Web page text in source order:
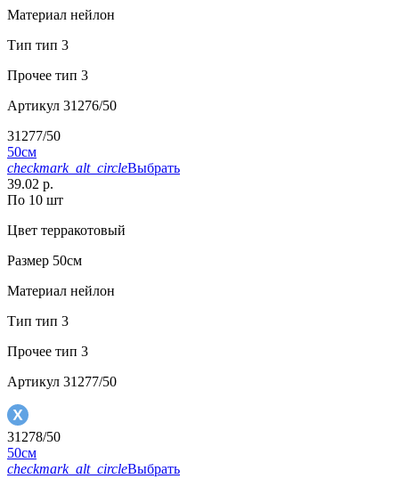
Материал нейлон
Тип тип 3
Прочее тип 3
Артикул 31276/50
31277/50
50см
checkmark_alt_circleВыбрать
39.02 р.
По 10 шт
Цвет терракотовый
Размер 50см
Материал нейлон
Тип тип 3
Прочее тип 3
Артикул 31277/50
31278/50
50см
checkmark_alt_circleВыбрать